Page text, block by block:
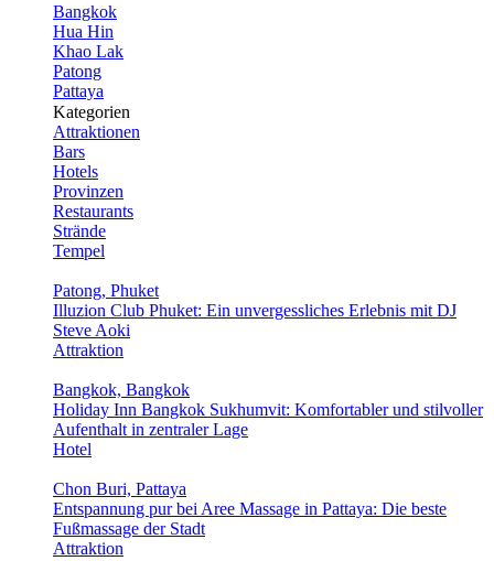
Bangkok
Hua Hin
Khao Lak
Patong
Pattaya
Kategorien
Attraktionen
Bars
Hotels
Provinzen
Restaurants
Strände
Tempel
Patong, Phuket
Illuzion Club Phuket: Ein unvergessliches Erlebnis mit DJ
Steve Aoki
Attraktion
Bangkok, Bangkok
Holiday Inn Bangkok Sukhumvit: Komfortabler und stilvoller
Aufenthalt in zentraler Lage
Hotel
Chon Buri, Pattaya
Entspannung pur bei Aree Massage in Pattaya: Die beste
Fußmassage der Stadt
Attraktion